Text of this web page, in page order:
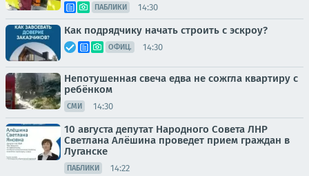
ПАБЛИКИ 14:30
Как подрядчику начать строить с эскроу?
ОФИЦ. 14:30
Непотушенная свеча едва не сожгла квартиру с
ребёнком
СМИ 14:30
10 августа депутат Народного Совета ЛНР
Светлана Алёшина проведет прием граждан в
Луганске
ПАБЛИКИ 14:22